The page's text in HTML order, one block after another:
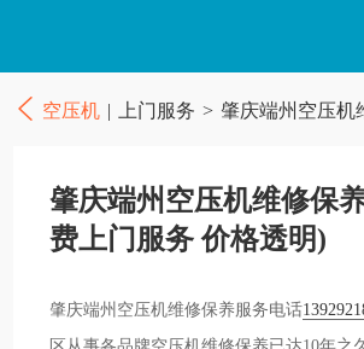
空压机 | 上门服务 > 肇庆端州空压机
肇庆端州空压机维修保
费上门服务 价格透明)
肇庆端州空压机维修保养服务电话